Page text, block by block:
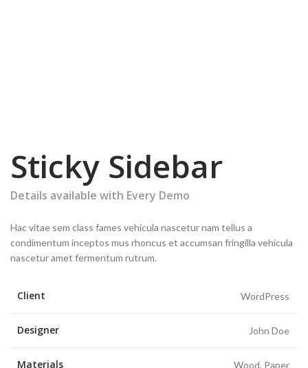
Sticky Sidebar
Details available with Every Demo
Hac vitae sem class fames vehicula nascetur nam tellus a
condimentum inceptos mus rhoncus et accumsan fringilla vehicula
nascetur amet fermentum rutrum.
Client WordPress
Designer John Doe
Materials Wood, Paper